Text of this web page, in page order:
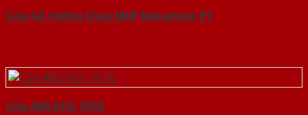
Cửa Gỗ Chống Cháy MDF Melamine P1
Cửa ABS KOS 101D